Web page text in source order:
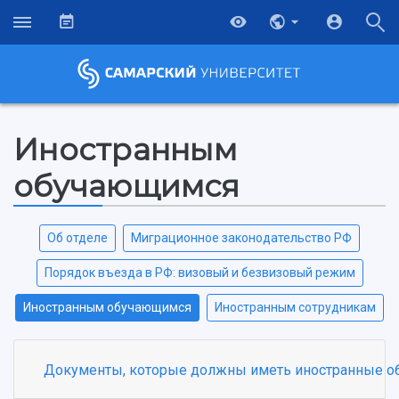
Иностранным
обучающимся
Об отделе Миграционное законодательство РФ
Порядок въезда в РФ: визовый и безвизовый режим
Иностранным обучающимся Иностранным сотрудникам
Документы, которые должны иметь иностранные